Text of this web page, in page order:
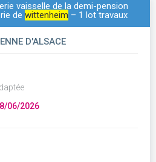
vaisselle de la demi-pension
de wittenheim – 1 lot travaux
D'ALSACE
06/2026